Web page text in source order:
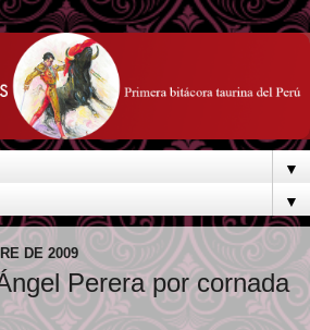
▼
▼
DE 2009
Perera por cornada